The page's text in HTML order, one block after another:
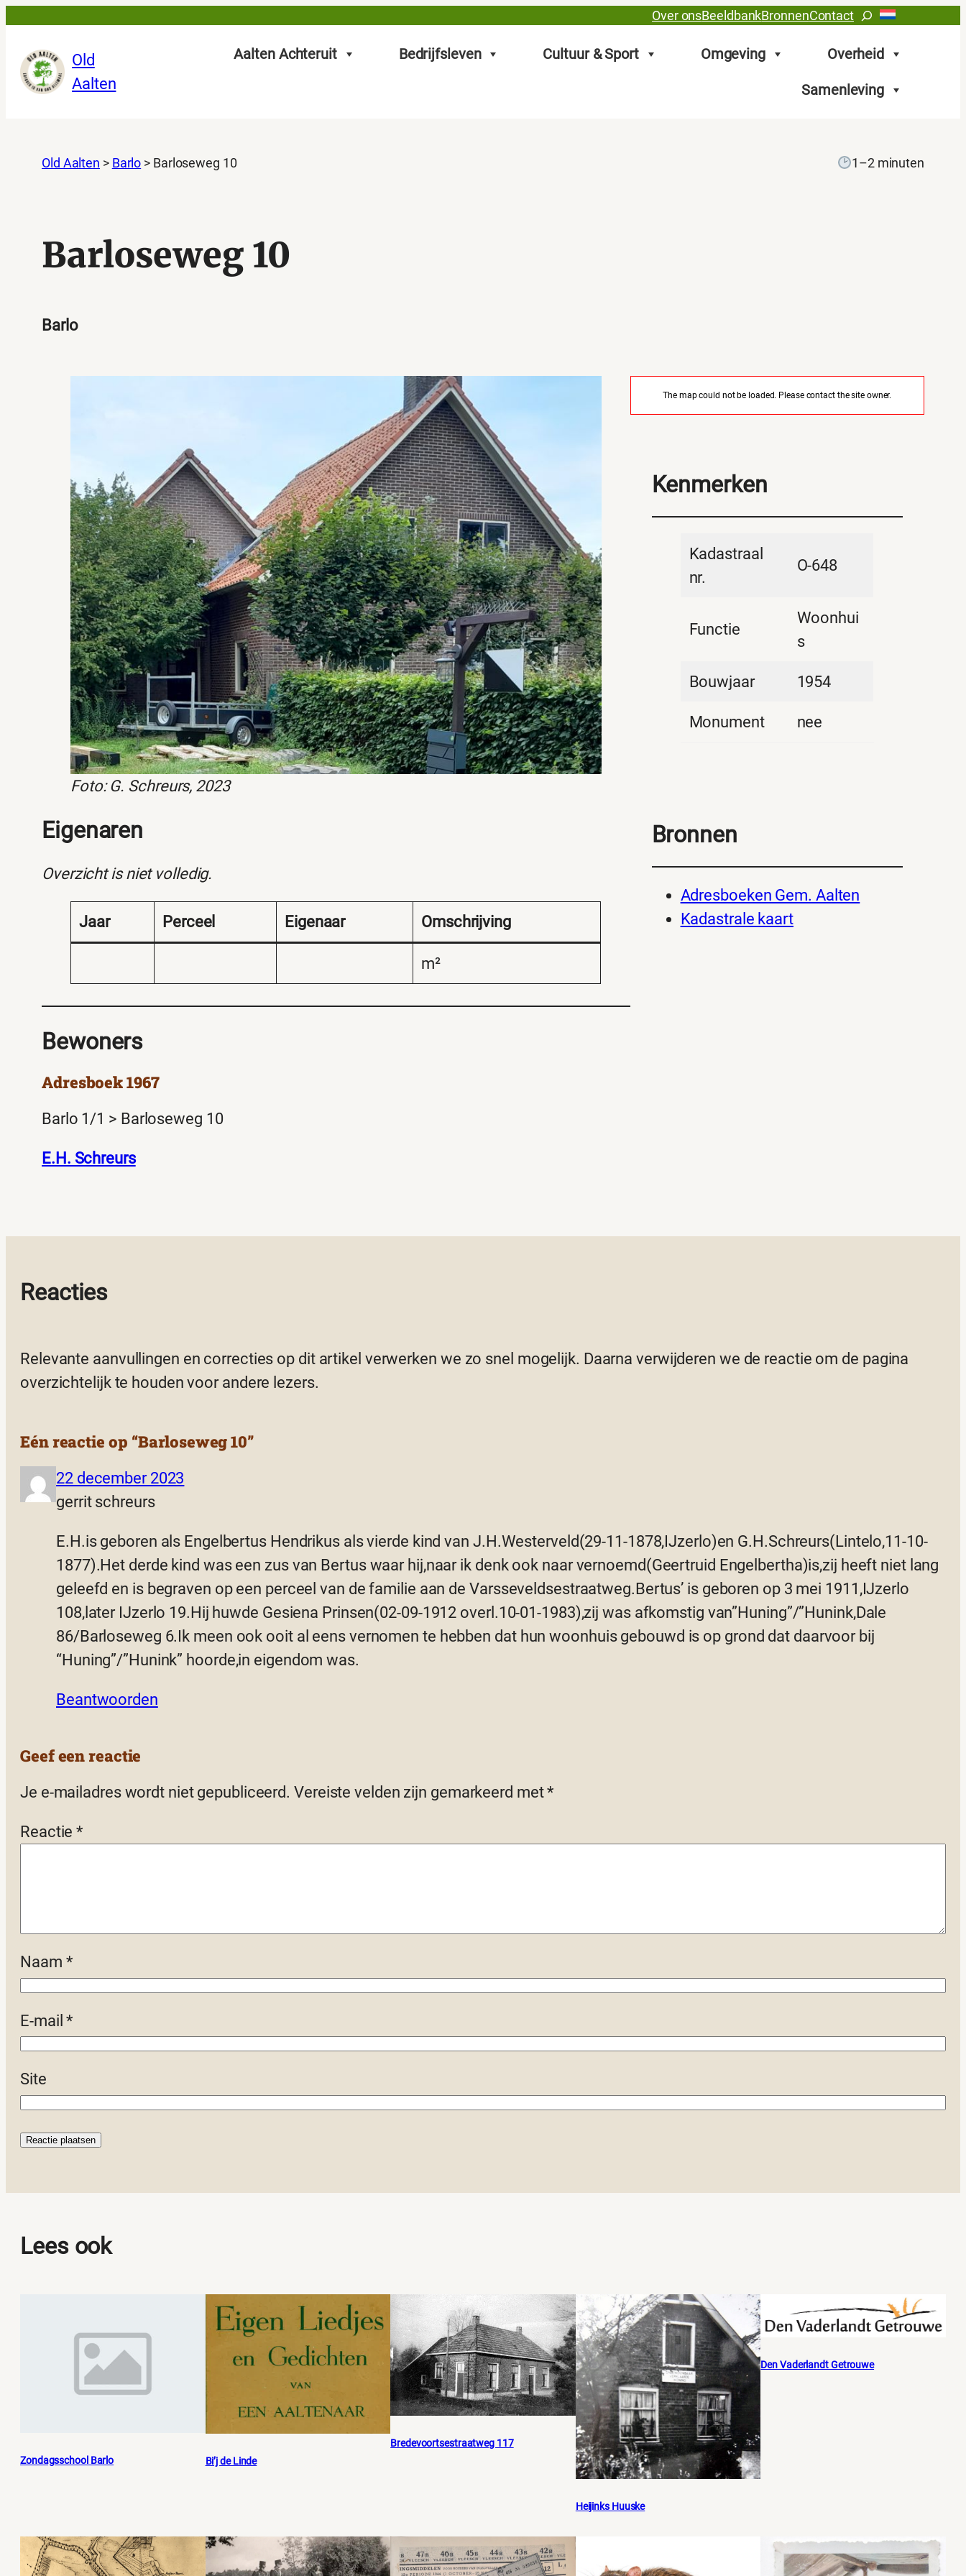
Over onsBeeldbankBronnenContactZoeken
Old
Aalten
Aalten Achteruit Bedrijfsleven Cultuur & Sport Omgeving Overheid
Samenleving
Old Aalten > Barlo > Barloseweg 10 1–2 minuten
Barloseweg 10
Barlo
Foto: G. Schreurs, 2023
Eigenaren
Overzicht is niet volledig.
Jaar Perceel Eigenaar Omschrijving
m²
Bewoners
Adresboek 1967
Barlo 1/1 > Barloseweg 10
E.H. Schreurs
The map could not be loaded. Please contact the site owner.
Kenmerken
Kadastraal
nr.
O-648
Functie
Woonhui
s
Bouwjaar 1954
Monument nee
Bronnen
Adresboeken Gem. Aalten
Kadastrale kaart
Reacties
Relevante aanvullingen en correcties op dit artikel verwerken we zo snel mogelijk. Daarna verwijderen we de reactie om de pagina
overzichtelijk te houden voor andere lezers.
Eén reactie op “Barloseweg 10”
22 december 2023
gerrit schreurs
E.H.is geboren als Engelbertus Hendrikus als vierde kind van J.H.Westerveld(29-11-1878,IJzerlo)en G.H.Schreurs(Lintelo,11-10-
1877).Het derde kind was een zus van Bertus waar hij,naar ik denk ook naar vernoemd(Geertruid Engelbertha)is,zij heeft niet lang
geleefd en is begraven op een perceel van de familie aan de Varsseveldsestraatweg.Bertus’ is geboren op 3 mei 1911,IJzerlo
108,later IJzerlo 19.Hij huwde Gesiena Prinsen(02-09-1912 overl.10-01-1983),zij was afkomstig van”Huning”/”Hunink,Dale
86/Barloseweg 6.Ik meen ook ooit al eens vernomen te hebben dat hun woonhuis gebouwd is op grond dat daarvoor bij
“Huning”/”Hunink” hoorde,in eigendom was.
Beantwoorden
Geef een reactie
Je e-mailadres wordt niet gepubliceerd. Vereiste velden zijn gemarkeerd met*
Reactie*
Naam *
E-mail*
Site
Lees ook
Zondagsschool Barlo Bi’j de Linde
Bredevoortsestraatweg 117
Heijinks Huuske
Den Vaderlandt Getrouwe